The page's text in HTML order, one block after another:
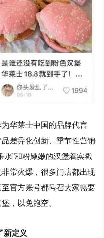
华莱士中国的品牌代言
差异化创新、季节性营销
水”和粉嫩嫩的汉堡着实戳
常火爆，很多门店都出现
官方账号都号召大家需要
，以免跑空。
新定义